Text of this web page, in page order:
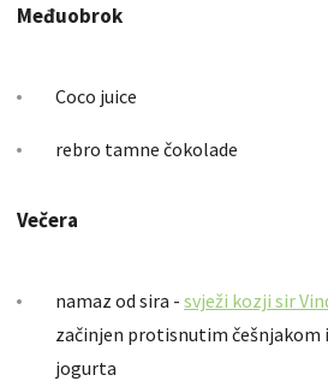
Međuobrok
Coco juice
rebro tamne čokolade
Večera
namaz od sira - svježi kozji sir
začinjen protisnutim češnjakom
jogurta